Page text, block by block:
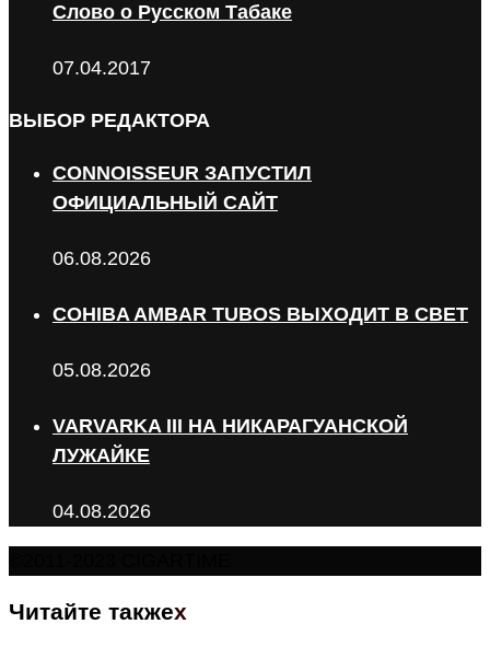
Слово о Русском Табаке
07.04.2017
ВЫБОР РЕДАКТОРА
CONNOISSEUR ЗАПУСТИЛ
ОФИЦИАЛЬНЫЙ САЙТ
06.08.2026
COHIBA AMBAR TUBOS ВЫХОДИТ В СВЕТ
05.08.2026
VARVARKA III НА НИКАРАГУАНСКОЙ
ЛУЖАЙКЕ
04.08.2026
Читайте такжеx